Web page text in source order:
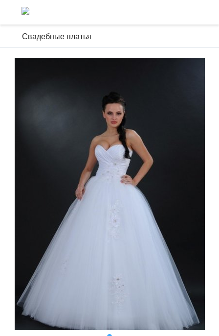
Свадебные платья